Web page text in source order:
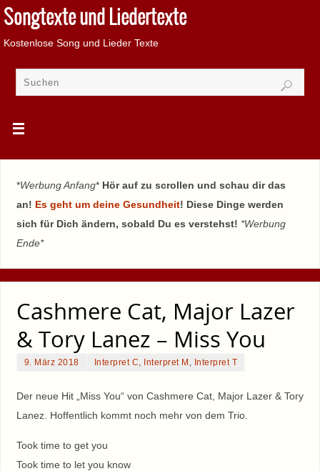
Songtexte und Liedertexte
Kostenlose Song und Lieder Texte
*Werbung Anfang* Hör auf zu scrollen und schau dir das
an! Es geht um deine Gesundheit! Diese Dinge werden
sich für Dich ändern, sobald Du es verstehst! *Werbung
Ende*
Cashmere Cat, Major Lazer
& Tory Lanez – Miss You
9. März 2018 Interpret C, Interpret M , Interpret T
Der neue Hit „Miss You“ von Cashmere Cat, Major Lazer & Tory
Lanez. Hoffentlich kommt noch mehr von dem Trio.
Took time to get you
Took time to let you know